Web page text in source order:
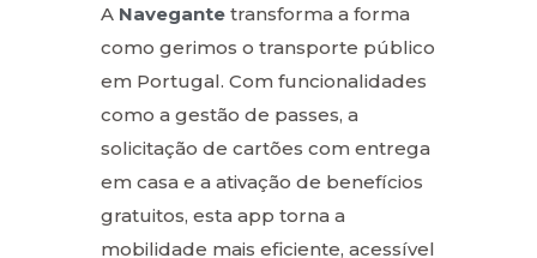
A Navegante transforma a forma
como gerimos o transporte público
em Portugal. Com funcionalidades
como a gestão de passes, a
solicitação de cartões com entrega
em casa e a ativação de benefícios
gratuitos, esta app torna a
mobilidade mais eficiente, acessível